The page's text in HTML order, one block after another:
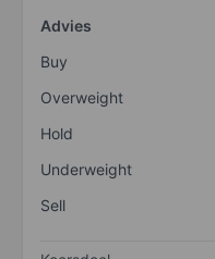
Advies
Buy
Overweight
Hold
Underweight
Sell